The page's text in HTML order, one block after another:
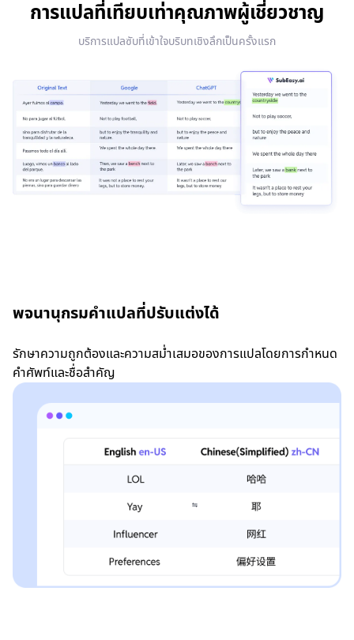
การแปลที่เทียบเท่าคุณภาพผู้เชี่ยวชาญ
บริการแปลซับที่เข้าใจบริบทเชิงลึกเป็นครั้งแรก
พจนานุกรมคำแปลที่ปรับแต่งได้
รักษาความถูกต้องและความสม่ำเสมอของการแปลโดยการกำหนด
คำศัพท์และชื่อสำคัญ